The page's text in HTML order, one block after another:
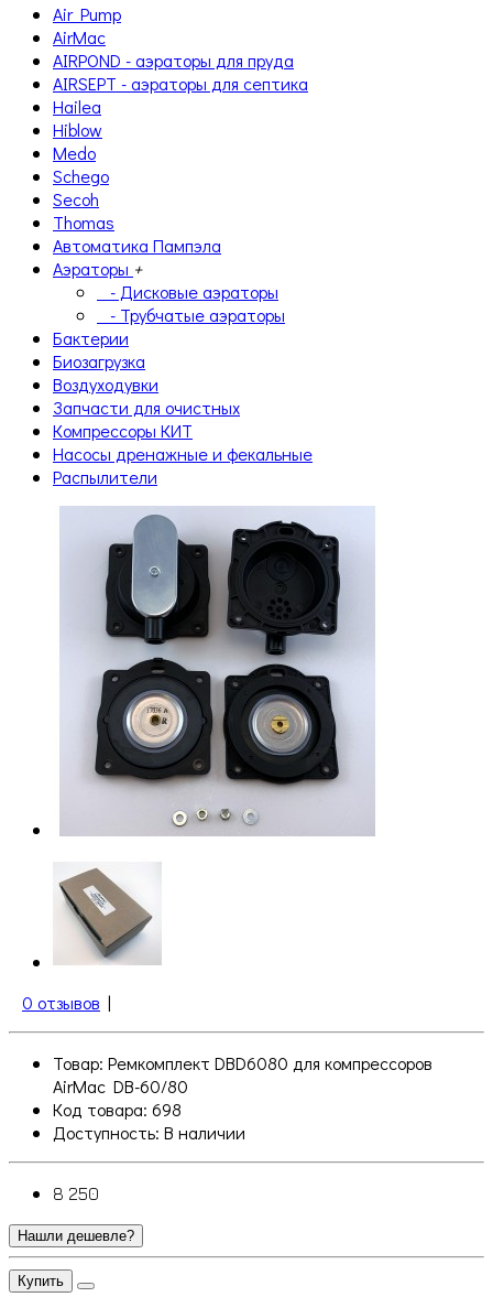
Air Pump
AirMac
AIRPOND - аэраторы для пруда
AIRSEPT - аэраторы для септика
Hailea
Hiblow
Medo
Schego
Secoh
Thomas
Автоматика Пампэла
Аэраторы +
- Дисковые аэраторы
- Трубчатые аэраторы
Бактерии
Биозагрузка
Воздуходувки
Запчасти для очистных
Компрессоры КИТ
Насосы дренажные и фекальные
Распылители
0 отзывов |
Товар: Ремкомплект DBD6080 для компрессоров
AirMac DB-60/80
Код товара: 698
Доступность: В наличии
8 250
Нашли дешевле?
Купить